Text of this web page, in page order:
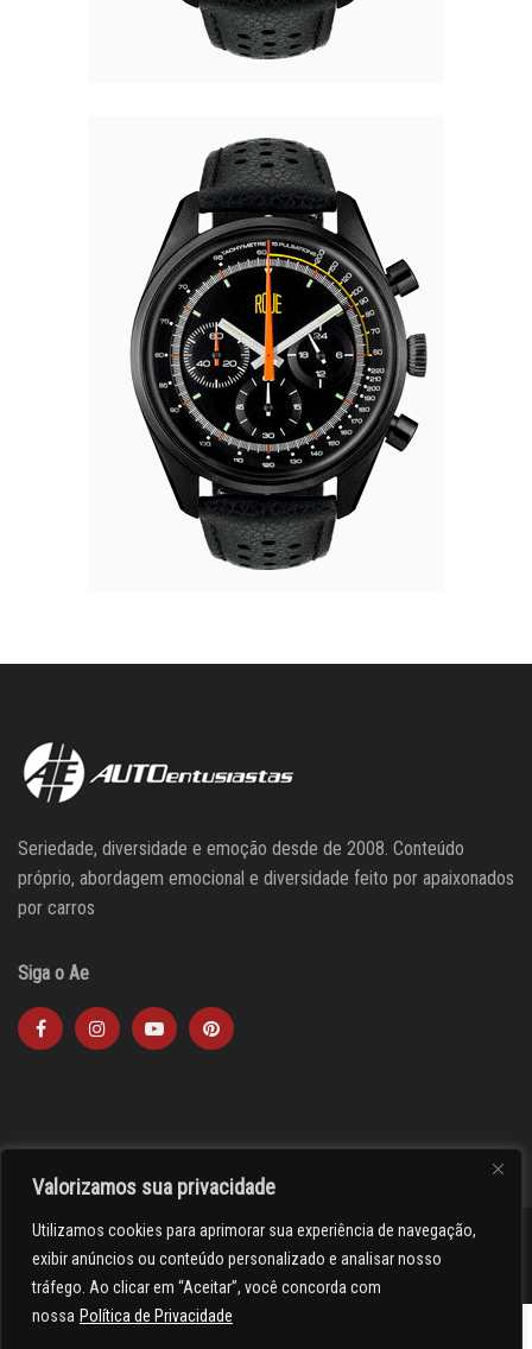
Valorizamos sua privacidade
Utilizamos cookies para aprimorar sua experiência de navegação,
exibir anúncios ou conteúdo personalizado e analisar nosso
tráfego. Ao clicar em “Aceitar”, você concorda com
nossa Política de Privacidade
Seriedade, diversidade e emoção desde de 2008. Conteúdo
próprio, abordagem emocional e diversidade feito por apaixonados
por carros
Siga o Ae
><(((º> 17